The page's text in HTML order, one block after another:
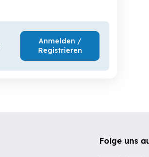
Anmelden /
Registrieren
Folge uns